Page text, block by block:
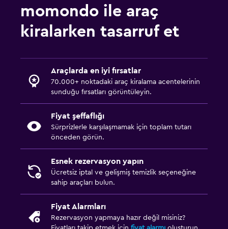
momondo ile araç
kiralarken tasarruf et
Araçlarda en iyi fırsatlar
70.000+ noktadaki araç kiralama acentelerinin
sunduğu fırsatları görüntüleyin.
Fiyat şeffaflığı
Sürprizlerle karşılaşmamak için toplam tutarı
önceden görün.
Esnek rezervasyon yapın
Ücretsiz iptal ve gelişmiş temizlik seçeneğine
sahip araçları bulun.
Fiyat Alarmları
Rezervasyon yapmaya hazır değil misiniz?